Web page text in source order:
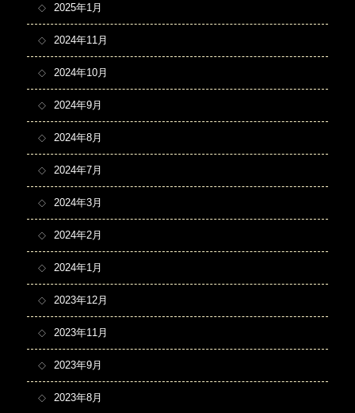
2025年1月
2024年11月
2024年10月
2024年9月
2024年8月
2024年7月
2024年3月
2024年2月
2024年1月
2023年12月
2023年11月
2023年9月
2023年8月